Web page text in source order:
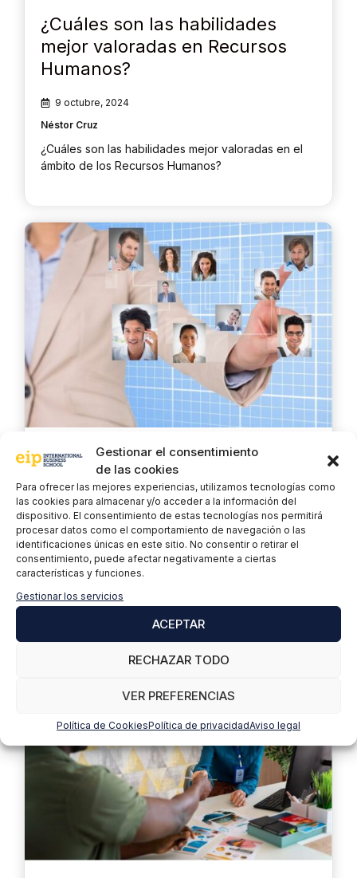
Gestionar el consentimiento
de las cookies
Para ofrecer las mejores experiencias, utilizamos tecnologías como
las cookies para almacenar y/o acceder a la información del
dispositivo. El consentimiento de estas tecnologías nos permitirá
procesar datos como el comportamiento de navegación o las
identificaciones únicas en este sitio. No consentir o retirar el
consentimiento, puede afectar negativamente a ciertas
características y funciones.
Gestionar los servicios
ACEPTAR
RECHAZAR TODO
VER PREFERENCIAS
Política de CookiesPolítica de privacidadAviso legal
¿Cuáles son las habilidades
mejor valoradas en Recursos
Humanos?
9 octubre, 2024
Néstor Cruz
¿Cuáles son las habilidades mejor valoradas en el
ámbito de los Recursos Humanos?
La revolución de los ATS en
Recursos Humanos
2 octubre, 2024
Néstor Cruz
Sistemas de Seguimiento de Candidatos (ATS), la
tecnología que está transformando el proceso de
reclutamiento.